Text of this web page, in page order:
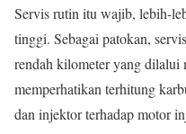
Servis rutin itu wajib, lebih-
tinggi. Sebagai patokan,
rendah kilometer yang dilalui
memperhatikan terhitung
dan injektor terhadap motor